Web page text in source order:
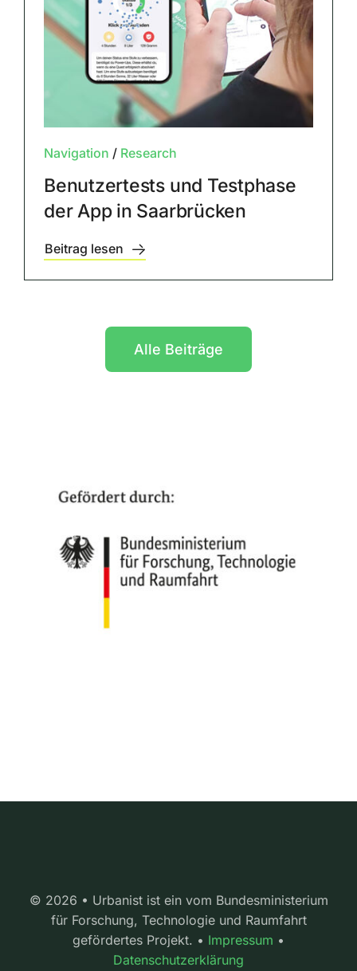
Navigation / Research
Benutzertests und Testphase
der App in Saarbrücken
Beitrag lesen
Alle Beiträge
© 2026 • Urbanist ist ein vom Bundesministerium
für Forschung, Technologie und Raumfahrt
gefördertes Projekt. • Impressum •
Datenschutzerklärung